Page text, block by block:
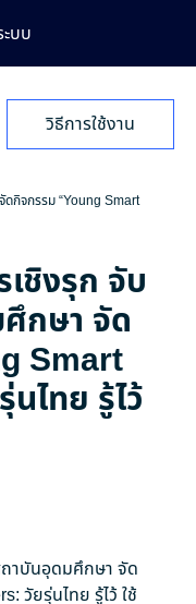
ะบบ
วิธีการใช้งาน
กิจกรรม “Young Smart
ชิงรุก จับ
กษา จัด
Smart
ไทย รู้ไว้
ถาบันอุดมศึกษา จัด
วัยรุ่นไทย รู้ไว้ ใช้